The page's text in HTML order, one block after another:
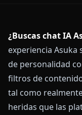
¿Buscas chat IA
experiencia
de personalidad
filtros de
tal como
heridas que las